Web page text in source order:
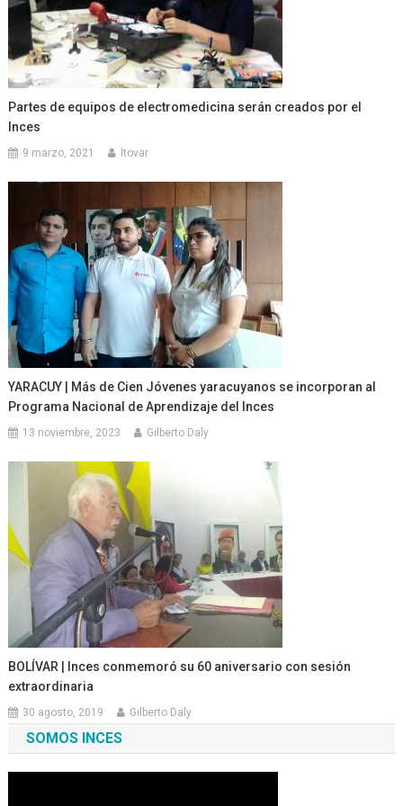
Partes de equipos de electromedicina serán creados por el
Inces
9 marzo, 2021 ltovar
YARACUY | Más de Cien Jóvenes yaracuyanos se incorporan al
Programa Nacional de Aprendizaje del Inces
13 noviembre, 2023 Gilberto Daly
BOLÍVAR | Inces conmemoró su 60 aniversario con sesión
extraordinaria
30 agosto, 2019 Gilberto Daly
SOMOS INCES